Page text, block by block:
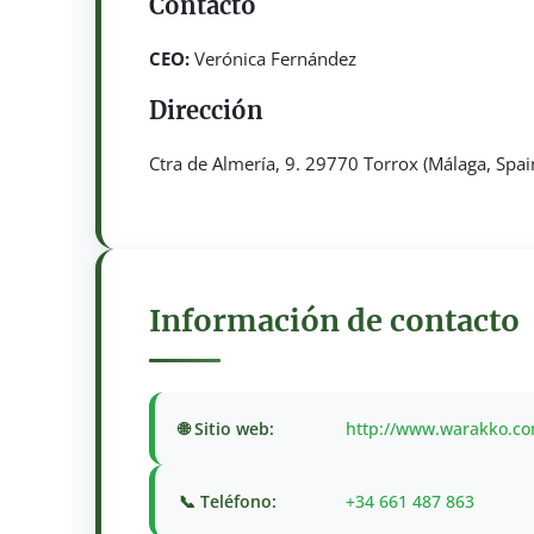
CEO:Verónica Fernández
Dirección
Ctra de Almería, 9. 29770 Torrox (Málaga,
Información de contacto
🌐 Sitio web: http://
📞 Teléfono: +34 661 487 863